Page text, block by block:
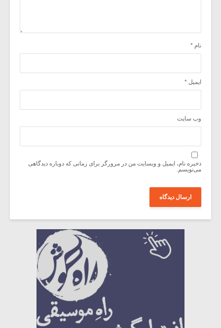
نام *
ایمیل *
وب‌ سایت
ذخیره نام، ایمیل و وبسایت من در مرورگر برای زمانی که دوباره دیدگاهی
می‌نویسم.